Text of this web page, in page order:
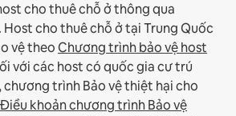
cho thuê chỗ ở thông qua
Host cho thuê chỗ ở tại Trung Quốc
vệ theoChương trình bảo vệ host
với các host có quốc gia cư trú
chương trình Bảo vệ thiệt hại cho
Điều khoản chương trình Bảo vệ